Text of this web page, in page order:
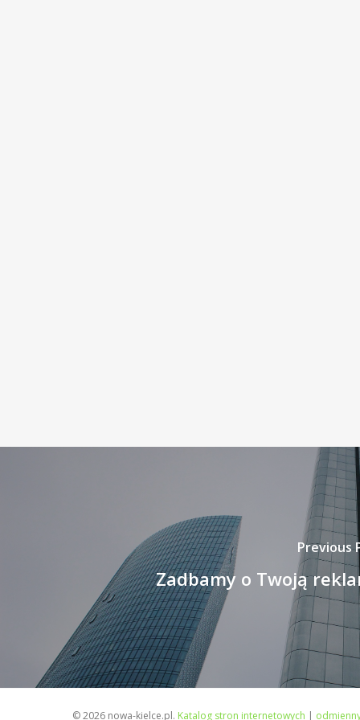
Previous
Zadbamy o Twoją
© 2026 nowa-kielce.pl. Katalog stron internetowych |